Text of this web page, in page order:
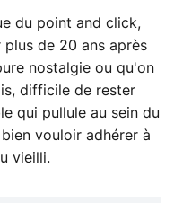
du point and click,
de 20 ans après
nostalgie ou qu'on
difficile de rester
qui pullule au sein du
vouloir adhérer à
vieilli.